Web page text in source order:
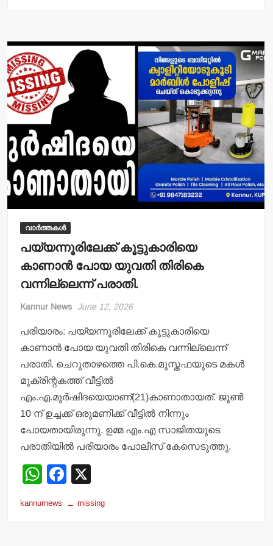
A
p
p
b
o
o
k
വാർത്തകൾ
പയ്യന്നൂരിലേക്ക് കൂട്ടുകാരിയെ
കാണാന്‍ പോയ യുവതി തിരികെ
വന്നില്ലെന്ന് പരാതി.
Kannur News June 12, 2026
പരിയാരം: പയ്യന്നൂരിലേക്ക് കൂട്ടുകാരിയെ
കാണാന്‍ പോയ യുവതി തിരികെ വന്നില്ലെന്ന്
പരാതി. ചെറുതാഴത്തെ പി.കെ.മുസ്തഫയുടെ മകള്‍
മുക്രിന്റകത്ത് വീട്ടില്‍
എം.എ.മുര്‍ഷിദയെയാണ്(21)കാണാതായത്. ജൂണ്‍
10 ന് ഉച്ചക്ക് ഒരുമണിക്ക് വീട്ടില്‍ നിന്നും
പോയതായിരുന്നു. ഉമ്മ എം.എ സാജിതയുടെ
പരാതിയില്‍ പരിയാരം പോലീസ് കേസെടുത്തു.
W
at
F
c
kannurnews missing